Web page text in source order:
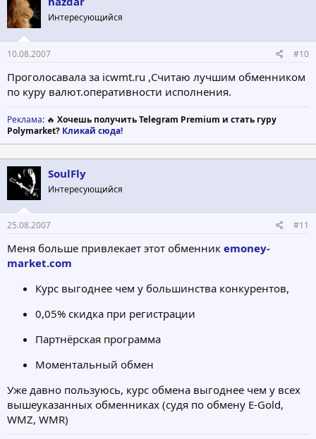
Интересующийся
10.08.2007 #10
Проголосавала за icwmt.ru ,Считаю лучшим обменником
по куру валют.оперативности исполнения.
Реклама: 🔥 Хочешь получить Telegram Premium и стать гуру
Polymarket? Кликай сюда!
SoulFly
Интересующийся
25.08.2007 #11
Меня больше привлекает этот обменник emoney-
market.com
Курс выгоднее чем у большинства конкурентов,
0,05% скидка при регистрации
Партнёрская программа
Моментальный обмен
Уже давно пользуюсь, курс обмена выгоднее чем у всех
вышеуказанных обменниках (судя по обмену E-Gold,
WMZ, WMR)